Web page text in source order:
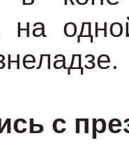
на
с